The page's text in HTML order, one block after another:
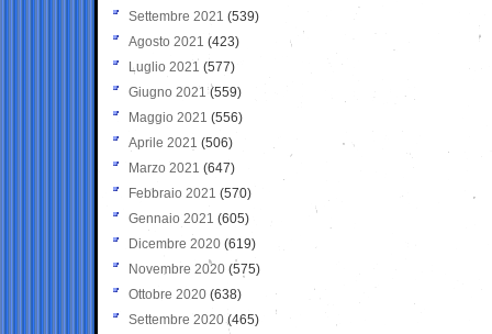
Settembre 2021 (539)
Agosto 2021 (423)
Luglio 2021 (577)
Giugno 2021(559)
Maggio 2021 (556)
Aprile 2021 (506)
Marzo 2021 (647)
Febbraio 2021 (570)
Gennaio 2021 (605)
Dicembre 2020 (619)
Novembre 2020 (575)
Ottobre 2020 (638)
Settembre 2020(465)